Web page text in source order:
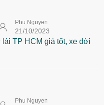
Phu Nguyen
21/10/2023
TP HCM giá tốt, xe đời
Phu Nguyen